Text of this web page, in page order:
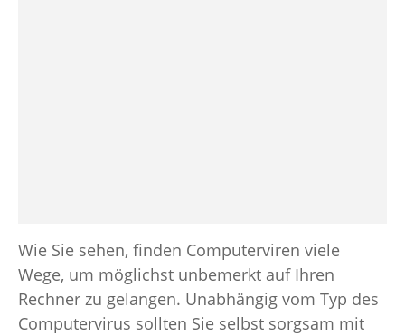
Wie Sie sehen, finden Computerviren viele
Wege, um möglichst unbemerkt auf Ihren
Rechner zu gelangen. Unabhängig vom Typ des
Computervirus sollten Sie selbst sorgsam mit